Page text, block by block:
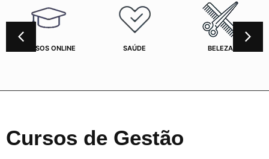
CURSOS ONLINE SAÚDE BELEZA
Cursos de Gestão